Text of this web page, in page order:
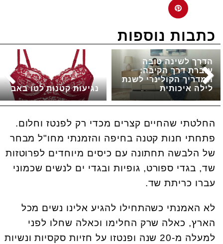
כתבות נוספות
נגיעות קטנות לטו באב
הדרך לשינה טובה
עוברת דרך הקיבה:
המדריך הקולינרי לשנת
לילה איכותית
החלטתי שהחיים קצרים מכדי רק לפנטז וחלום.
פתחתי חנות קטנה בחיפה והזמנתי מחו"ל מבחר
של הלבשה תחתונה עם כיסים מיוחדים לפרוטזות
שד, בגדי ספורט, גופיות ובגדי ים לנשים שכמוני
עברו כריתת שד.
לא האמנתי כשהתחילו להגיע אלינו נשים מכל
הארץ, כאלה שרק החלימו וכאלה שחלו לפני
למעלה מ-20 שנה ופנטזו על חזיות סקסיות ונשיות